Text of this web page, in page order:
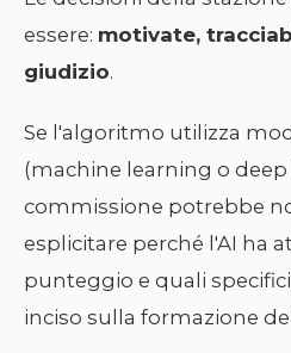
essere: motivate,
giudizio.
Se l'algoritmo utilizza
(machine learning o deep
commissione potrebbe
esplicitare perché l'AI ha
punteggio e quali
inciso sulla formazione